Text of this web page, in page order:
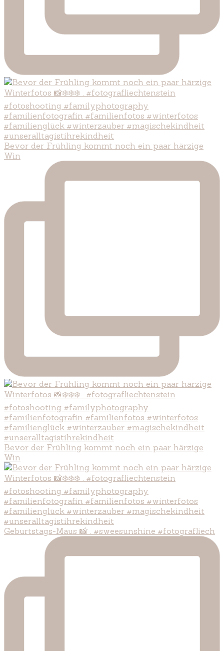
Bevor der Frühling kommt noch ein paar härzige
Win
Bevor der Frühling kommt noch ein paar härzige
Win
Geburtstags-Maus 📸 . #sweesunshine #fotografliech